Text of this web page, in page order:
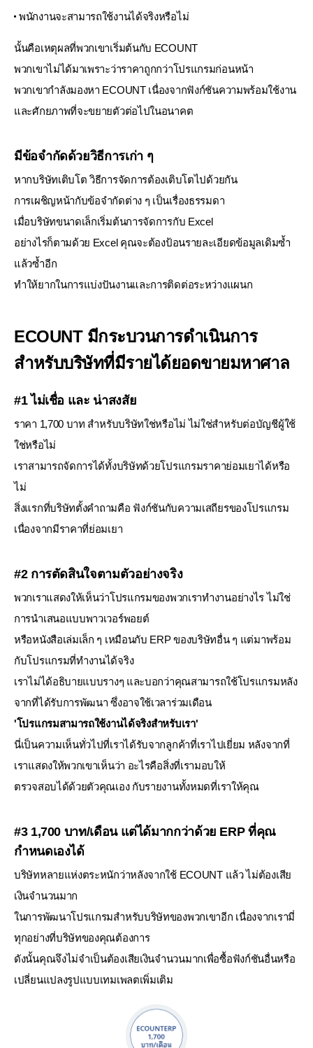
พนักงานจะสามารถใช้งานได้จริงหรือไม่
นั้นคือเหตุผลที่พวกเขาเริ่มต้นกับ ECOUNT
พวกเขาไม่ได้มาเพราะว่าราคาถูกกว่าโปรแกรมก่อนหน้า
พวกเขากำลังมองหา ECOUNT เนื่องจากฟังก์ชันความพร้อมใช้งาน
และศักยภาพที่จะขยายตัวต่อไปในอนาคต
มีข้อจำกัดด้วยวิธีการเก่า ๆ
หากบริษัทเติบโต วิธีการจัดการต้องเติบโตไปด้วยกัน
การเผชิญหน้ากับข้อจำกัดต่าง ๆ เป็นเรื่องธรรมดา
เมื่อบริษัทขนาดเล็กเริ่มต้นการจัดการกับ Excel
อย่างไรก็ตามด้วย Excel คุณจะต้องป้อนรายละเอียดข้อมูลเดิมซ้ำ
แล้วซ้ำอีก
ทำให้ยากในการแบ่งปันงานและการติดต่อระหว่างแผนก
ECOUNT มีกระบวนการดำเนินการ
สำหรับบริษัทที่มีรายได้ยอดขายมหาศาล
#1 ไม่เชื่อ และ น่าสงสัย
ราคา 1,700 บาท สำหรับบริษัทใช่หรือไม่ ไม่ใช่สำหรับต่อบัญชีผู้ใช้
ใช่หรือไม่
เราสามารถจัดการได้ทั้งบริษัทด้วยโปรแกรมราคาย่อมเยาได้หรือ
ไม่
สิ่งแรกที่บริษัทตั้งคำถามคือ ฟังก์ชันกับความเสถียรของโปรแกรม
เนื่องจากมีราคาที่ย่อมเยา
#2 การตัดสินใจตามตัวอย่างจริง
พวกเราแสดงให้เห็นว่าโปรแกรมของพวกเราทำงานอย่างไร ไม่ใช่
การนำเสนอแบบพาวเวอร์พอยต์
หรือหนังสือเล่มเล็ก ๆ เหมือนกับ ERP ของบริษัทอื่น ๆ แต่มาพร้อม
กับโปรแกรมที่ทำงานได้จริง
เราไม่ได้อธิบายแบบรางๆ และบอกว่าคุณสามารถใช้โปรแกรมหลัง
จากที่ได้รับการพัฒนา ซึ่งอาจใช้เวลาร่วมเดือน
'โปรแกรมสามารถใช้งานได้จริงสำหรับเรา'
นี่เป็นความเห็นทั่วไปที่เราได้รับจากลูกค้าที่เราไปเยี่ยม หลังจากที่
เราแสดงให้พวกเขาเห็นว่า อะไรคือสิ่งที่เรามอบให้
ตรวจสอบได้ด้วยตัวคุณเอง กับรายงานทั้งหมดที่เราให้คุณ
#3 1,700 บาท/เดือน แต่ได้มากกว่าด้วย ERP ที่คุณ
กำหนดเองได้
บริษัทหลายแห่งตระหนักว่าหลังจากใช้ ECOUNT แล้ว ไม่ต้องเสีย
เงินจำนวนมาก
ในการพัฒนาโปรแกรมสำหรับบริษัทของพวกเขาอีก เนื่องจากเรามี่
ทุกอย่างที่บริษัทของคุณต้องการ
ดังนั้นคุณจึงไม่จำเป็นต้องเสียเงินจำนวนมากเพื่อซื้อฟังก์ชันอื่นหรือ
เปลี่ยนแปลงรูปแบบเทมเพลตเพิ่มเติม